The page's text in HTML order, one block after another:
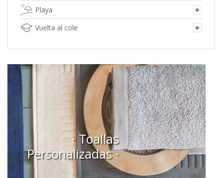
Playa
Vuelta al cole
· Toallas
Personalizadas ·